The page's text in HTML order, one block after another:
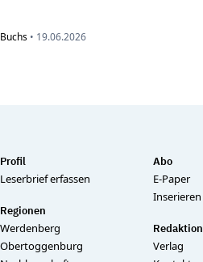
Buchs • 19.06.2026
Profil
Leserbrief erfassen
Regionen
Werdenberg
Obertoggenburg
Abo
E-Paper
Inserieren
Redaktion
Verlag